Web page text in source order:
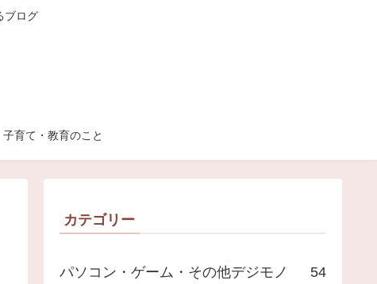
ブログ
子育て・教育のこと
カテゴリー
パソコン・ゲーム・その他デジモノ 54